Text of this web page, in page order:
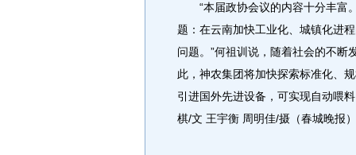
“本届政协会议的内容十分丰富
题：在云南加快工业化、城镇化进
问题。”何祖训说，随着社会的不断
此，神农集团将加快探索标准化、
引进国外先进设备，可实现自动喂
棋/文 王宇衡 周明佳/摄（春城晚报）